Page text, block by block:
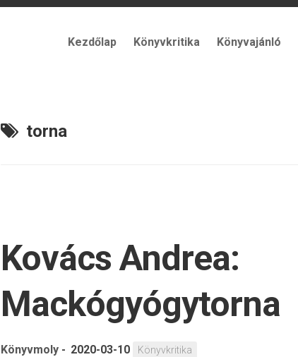
Kezdőlap Könyvkritika Könyvajánló
torna
Kovács Andrea:
Mackógyógytorna
Könyvmoly - 2020-03-10 Könyvkritika